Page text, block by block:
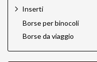
Inserti
Borse per binocoli
Borse da viaggio